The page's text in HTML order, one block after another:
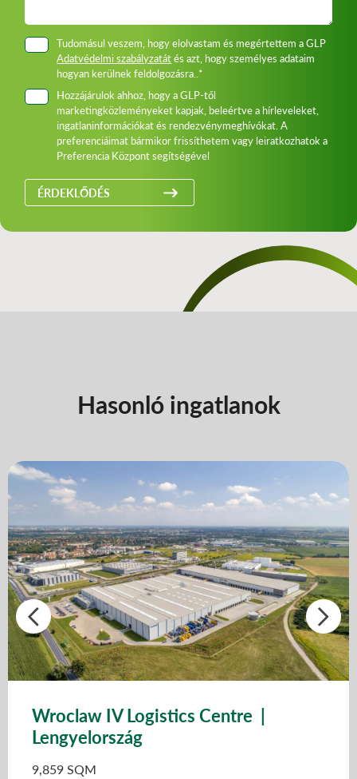
Tudomásul veszem, hogy elolvastam és megértettem a GLP
Adatvédelmi szabályzatátés azt, hogy személyes adataim
hogyan kerülnek feldolgozásra..*
Hozzájárulok ahhoz, hogy a GLP-től
marketingközleményeket kapjak, beleértve a hírleveleket,
ingatlaninformációkat és rendezvénymeghívókat. A
preferenciáimat bármikor frissíthetem vagy leiratkozhatok a
Preferencia Központ segítségével
ÉRDEKLŐDÉS
Hasonló ingatlanok
Wroclaw IV Logistics Centre |
Lengyelország
9,859 SQM